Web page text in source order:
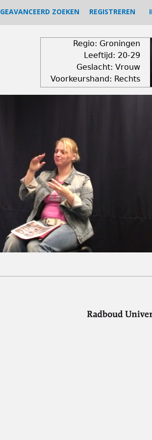
GEAVANCEERD ZOEKEN REGISTREREN
Regio: Groningen
Leeftijd: 20-29
Geslacht: Vrouw
Voorkeurshand: Rechts